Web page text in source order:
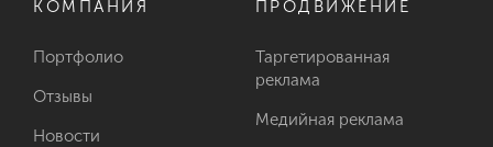
КОМПАНИЯ
Портфолио
Отзывы
Новости
ПРОДВИЖЕНИЕ
Таргетированная
реклама
Медийная реклама